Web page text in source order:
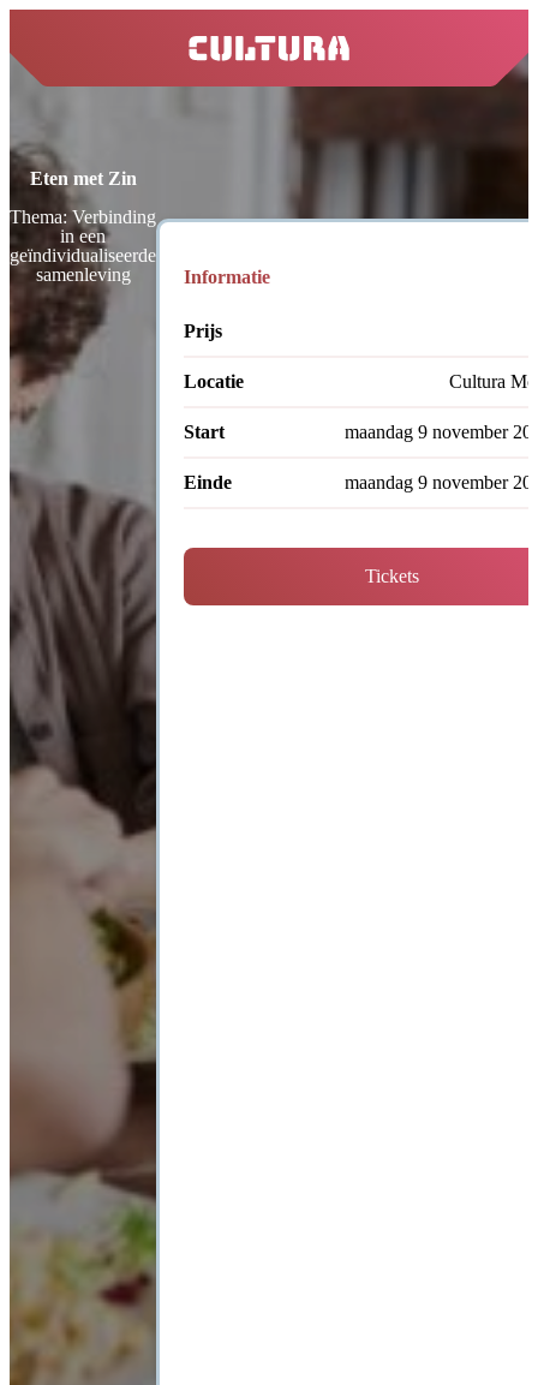
home
Eten met Zin
Thema: Verbinding
in een
geïndividualiseerde
samenleving
Informatie
Prijs
Locatie Cultura
Start maandag 9 november
Einde maandag 9 november
Tickets